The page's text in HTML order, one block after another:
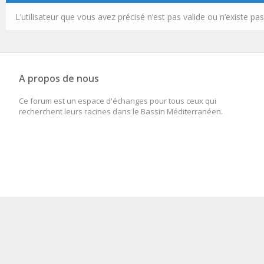
L’utilisateur que vous avez précisé n’est pas valide ou n’existe
A propos de nous
Ce forum est un espace d'échanges pour tous ceux qui
recherchent leurs racines dans le Bassin Méditerranéen.